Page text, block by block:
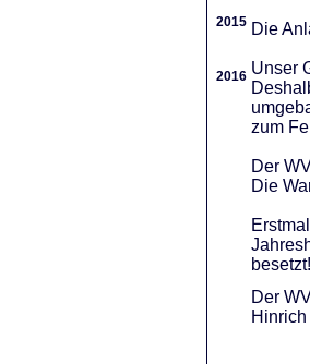
2015
2016
Die
Unser
zum
Der
Die
besetzt!
Der